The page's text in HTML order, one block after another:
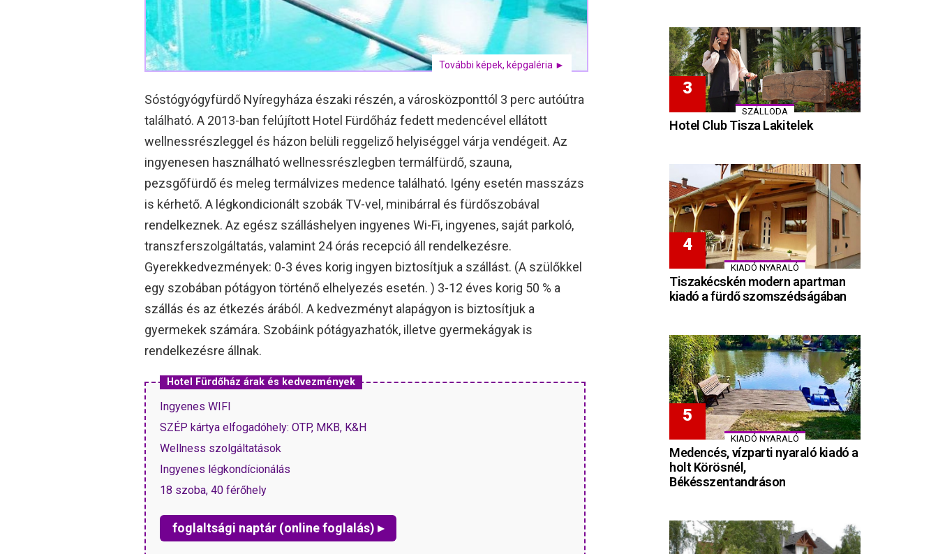
További képek, képgaléria ►
Sóstógyógyfürdő Nyíregyháza északi részén, a városközponttól 3 perc autóútra
található. A 2013-ban felújított Hotel Fürdőház fedett medencével ellátott
wellnessrészleggel és házon belüli reggeliző helyiséggel várja vendégeit. Az
ingyenesen használható wellnessrészlegben termálfürdő, szauna,
pezsgőfürdő és meleg termálvizes medence található. Igény esetén masszázs
is kérhető. A légkondicionált szobák TV-vel, minibárral és fürdőszobával
rendelkeznek. Az egész szálláshelyen ingyenes Wi-Fi, ingyenes, saját parkoló,
transzferszolgáltatás, valamint 24 órás recepció áll rendelkezésre.
Gyerekkedvezmények: 0-3 éves korig ingyen biztosítjuk a szállást. (A szülőkkel
egy szobában pótágyon történő elhelyezés esetén. ) 3-12 éves korig 50 % a
szállás és az étkezés árából. A kedvezményt alapágyon is biztosítjuk a
gyermekek számára. Szobáink pótágyazhatók, illetve gyermekágyak is
rendelkezésre állnak.
Hotel Fürdőház árak és kedvezmények
Ingyenes WIFI
SZÉP kártya elfogadóhely: OTP, MKB, K&H
Wellness szolgáltatások
Ingyenes légkondícionálás
18 szoba, 40 férőhely
foglaltsági naptár (online foglalás) ▸
SZÁLLODA
Hotel Club Tisza Lakitelek
KIADÓ NYARALÓ
Tiszakécskén modern apartman
kiadó a fürdő szomszédságában
KIADÓ NYARALÓ
Medencés, vízparti nyaraló kiadó a
holt Körösnél,
Békésszentandráson